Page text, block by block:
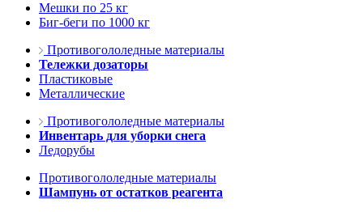
Мешки по 25 кг
Биг-беги по 1000 кг
Противогололедные материалы
Тележки дозаторы
Пластиковые
Металлические
Противогололедные материалы
Инвентарь для уборки снега
Ледорубы
Противогололедные материалы
Шампунь от остатков реагента